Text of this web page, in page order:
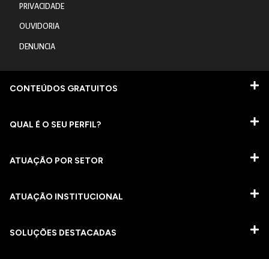
PRIVACIDADE
OUVIDORIA
DENUNCIA
CONTEÚDOS GRATUITOS
QUAL É O SEU PERFIL?
ATUAÇÃO POR SETOR
ATUAÇÃO INSTITUCIONAL
SOLUÇÕES DESTACADAS